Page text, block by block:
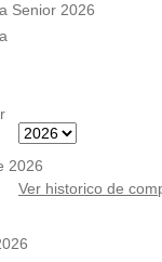
Senior 2026
2026
Ver historico de